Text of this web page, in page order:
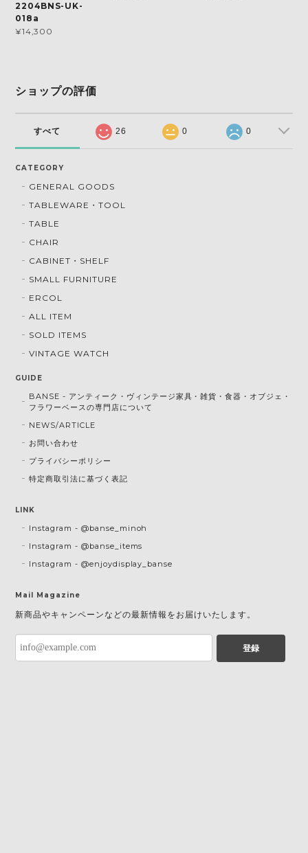
2204BNS-UK-
018a
¥14,300
ショップの評価
すべて 26 0 0
CATEGORY
GENERAL GOODS
TABLEWARE・TOOL
TABLE
CHAIR
CABINET・SHELF
SMALL FURNITURE
ERCOL
ALL ITEM
SOLD ITEMS
VINTAGE WATCH
GUIDE
BANSE - アンティーク・ヴィンテージ家具・雑貨・食器・オブジェ・
フラワーベースの専門店について
NEWS/ARTICLE
お問い合わせ
プライバシーポリシー
特定商取引法に基づく表記
LINK
Instagram - @banse_minoh
Instagram - @banse_items
Instagram - @enjoydisplay_banse
Mail Magazine
新商品やキャンペーンなどの最新情報をお届けいたします。
登録